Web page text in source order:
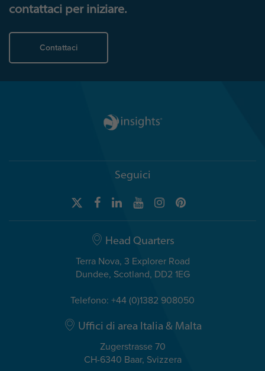
contattaci per iniziare.
Contattaci
Seguici
Head Quarters
Terra Nova, 3 Explorer Road
Dundee, Scotland, DD2 1EG
Telefono: +44 (0)1382 908050
Uffici di area Italia & Malta
Zugerstrasse 70
CH-6340 Baar, Svizzera